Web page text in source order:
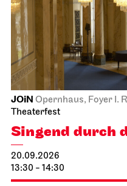
JOiN Opernhaus, Foyer I.
Theaterfest
Singend durch
20.09.2026
13:30 - 14:30